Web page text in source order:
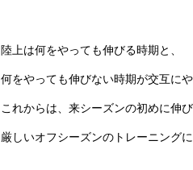
陸上は何をやっても伸びる時期と、
何をやっても伸びない時期が交互に
これからは、来シーズンの初めに伸
厳しいオフシーズンのトレーニングに